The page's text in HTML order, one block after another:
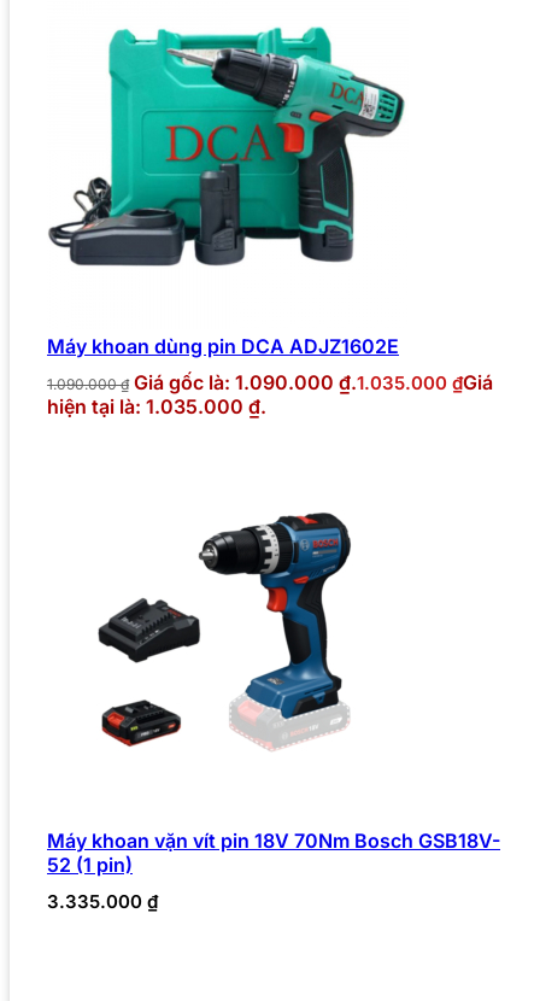
Máy khoan dùng pin DCA ADJZ1602E
1.090.000₫ Giá gốc là: 1.090.000 ₫.1.035.000 ₫Giá
hiện tại là: 1.035.000 ₫.
Máy khoan vặn vít pin 18V 70Nm Bosch GSB18V-
52 (1 pin)
3.335.000 ₫